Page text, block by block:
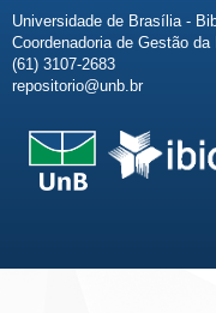
Universidade de Brasília -
Coordenadoria de Gestão
(61) 3107-2683
repositorio@unb.br